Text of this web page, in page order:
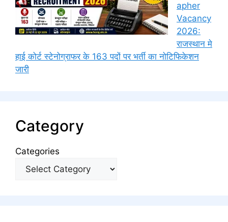
apher
Vacancy
2026:
राजस्थान मे
हाई कोर्ट स्टेनोग्राफर के 163 पदों पर भर्ती का नोटिफिकेशन
जारी
Category
Categories